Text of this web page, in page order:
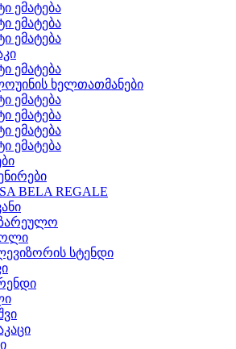
ემატება
ემატება
ემატება
ემატება
ხელთათმანები
ემატება
ემატება
ემატება
ემატება
BELA REGALE
სტენდი